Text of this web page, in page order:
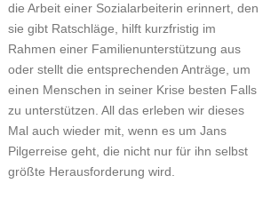
die Arbeit einer Sozialarbeiterin erinnert, den
sie gibt Ratschläge, hilft kurzfristig im
Rahmen einer Familienunterstützung aus
oder stellt die entsprechenden Anträge, um
einen Menschen in seiner Krise besten Falls
zu unterstützen. All das erleben wir dieses
Mal auch wieder mit, wenn es um Jans
Pilgerreise geht, die nicht nur für ihn selbst
größte Herausforderung wird.